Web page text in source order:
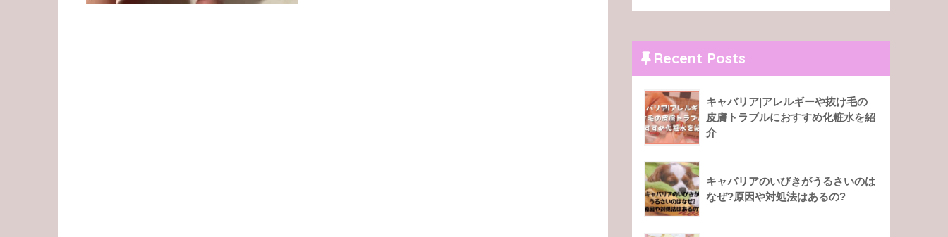
Recent Posts
キャバリア|アレルギーや抜け毛の
皮膚トラブルにおすすめ化粧水を紹
介
キャバリアのいびきがうるさいのは
なぜ?原因や対処法はあるの?